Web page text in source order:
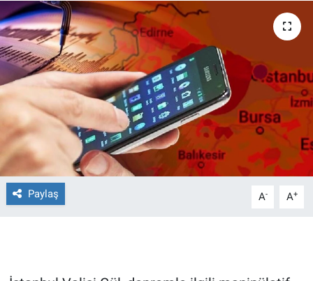
Paylaş A- A+
Eğitim
Eğlence
Ekonomi
Forum
Gerçeğin İzinde
Gün Başlıyor